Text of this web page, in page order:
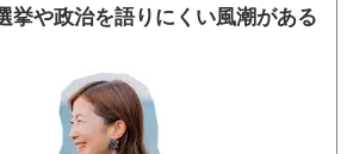
挙や政治を語りにくい風潮がある